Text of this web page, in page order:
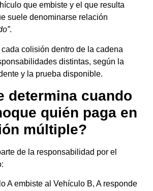
que embiste y el que resulta
suele denominarse relación
.
colisión dentro de la cadena
distintas, según la
y la prueba disponible.
determina cuando
quién paga en
múltiple?
de la responsabilidad por el
A embiste al Vehículo B, A responde